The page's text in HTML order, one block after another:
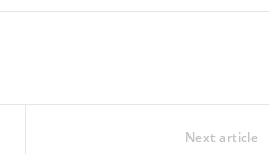
Next article